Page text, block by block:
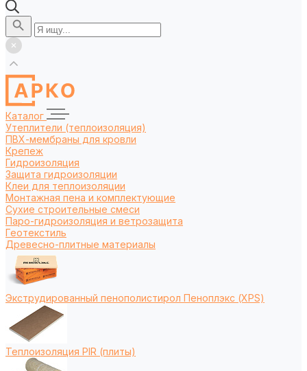
Каталог
Утеплители (теплоизоляция)
ПВХ-мембраны для кровли
Крепеж
Гидроизоляция
Защита гидроизоляции
Клеи для теплоизоляции
Монтажная пена и комплектующие
Сухие строительные смеси
Паро-гидроизоляция и ветрозащита
Геотекстиль
Древесно-плитные материалы
Экструдированный пенополистирол Пеноплэкс (XPS)
Теплоизоляция PIR (плиты)